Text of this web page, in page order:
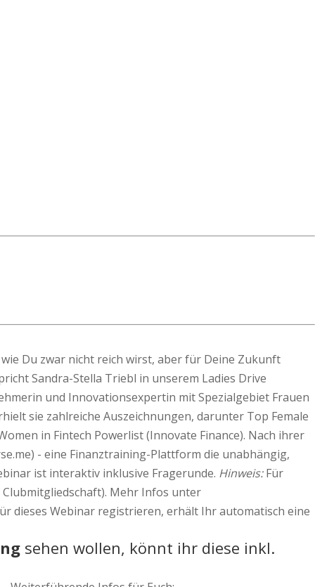
Du zwar nicht reich wirst, aber für Deine Zukunft
Sandra-Stella Triebl in unserem Ladies Drive
und Innovationsexpertin mit Spezialgebiet Frauen
sie zahlreiche Auszeichnungen, darunter Top Female
in Fintech Powerlist (Innovate Finance). Nach ihrer
- eine Finanztraining-Plattform die unabhängig,
ist interaktiv inklusive Fragerunde. Hinweis:Für
Mehr Infos unter
dieses Webinar registrieren, erhält Ihr automatisch eine
sehen wollen, könnt ihr diese inkl.